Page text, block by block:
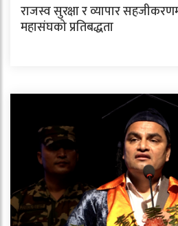
राजस्व सुरक्षा र व्यापार
महासंघको प्रतिबद्धता